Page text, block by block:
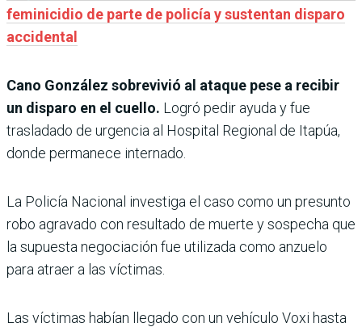
feminicidio de parte de policía y sustentan disparo
accidental
Cano González sobrevivió al ataque pese a recibir
un disparo en el cuello. Logró pedir ayuda y fue
trasladado de urgencia al Hospital Regional de Itapúa,
donde permanece internado.
La Policía Nacional investiga el caso como un presunto
robo agravado con resultado de muerte y sospecha que
la supuesta negociación fue utilizada como anzuelo
para atraer a las víctimas.
Las víctimas habían llegado con un vehículo Voxi hasta